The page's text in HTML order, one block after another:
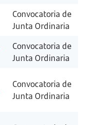
Convocatoria de
Junta Ordinaria
Convocatoria de
Junta Ordinaria
Convocatoria de
Junta Ordinaria